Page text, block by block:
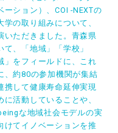
ーション）、COI -NEXTの
学の取り組みについて、
いただきました。青森県
て、「地域」「学校」
」をフィールドに、これ
、約80の参加機関が集結
携して健康寿命延伸実現
に活動していることや、
な地域社会モデルの実
けてイノベーションを推